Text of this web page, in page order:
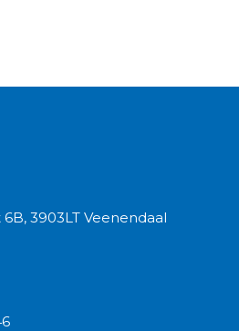
3903LT Veenendaal